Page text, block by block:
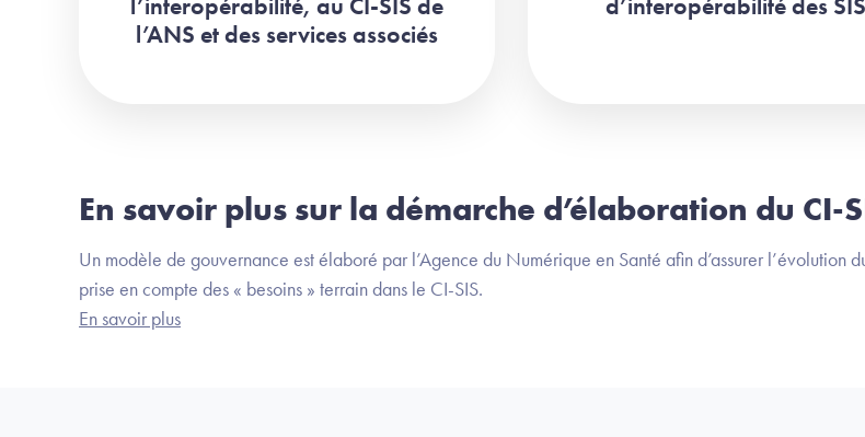
l’ANS et des services associés
En savoir plus sur la démarche d’élaboration du CI-
Un modèle de gouvernance est élaboré par l’Agence du Numérique en Santé afin d’assurer
prise en compte des « besoins » terrain dans le CI-SIS.
En savoir plus